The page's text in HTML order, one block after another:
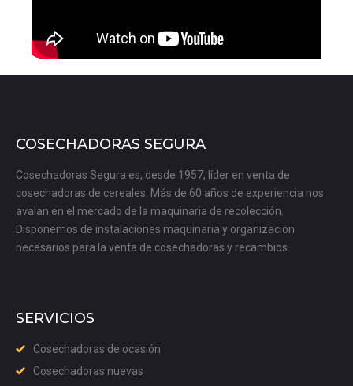
COSECHADORAS SEGURA
Cosechadoras Segura es, desde 1957, líder en venta de
cosechadoras de cereales. Más de 60 años de experiencia nos
avalan en el mercado de la maquinaria de recolección.
Disponemos de instalaciones maquinaria y organización
necesarios para la venta de cosechadoras y recambios.
SERVICIOS
Cosechadoras de ocasión
Cosechadoras nuevas